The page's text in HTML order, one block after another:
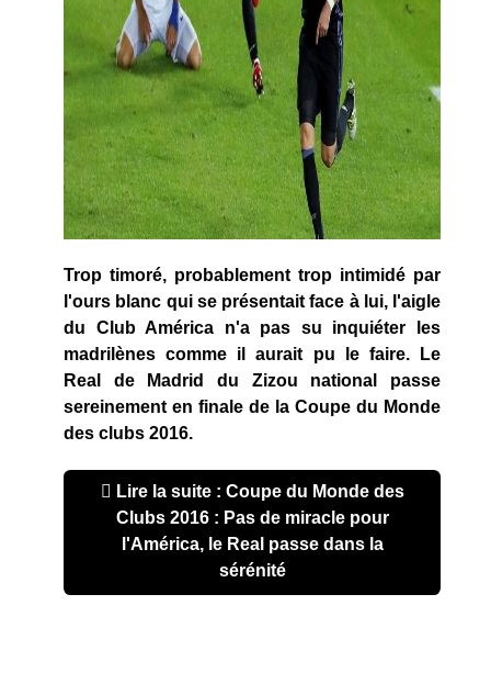
Trop timoré, probablement trop intimidé par
l'ours blanc qui se présentait face à lui, l'aigle
du Club América n'a pas su inquiéter les
madrilènes comme il aurait pu le faire. Le
Real de Madrid du Zizou national passe
sereinement en finale de la Coupe du Monde
des clubs 2016.
Lire la suite : Coupe du Monde des
Clubs 2016 : Pas de miracle pour
l'América, le Real passe dans la
sérénité